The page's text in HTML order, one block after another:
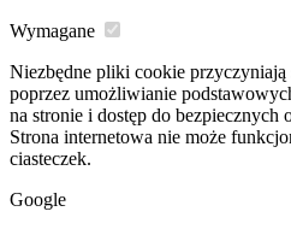
Wymagane
Niezbędne pliki cookie przyczyniają
poprzez umożliwianie
na stronie i dostęp do bezpiecznych
Strona internetowa nie może
ciasteczek.
Google